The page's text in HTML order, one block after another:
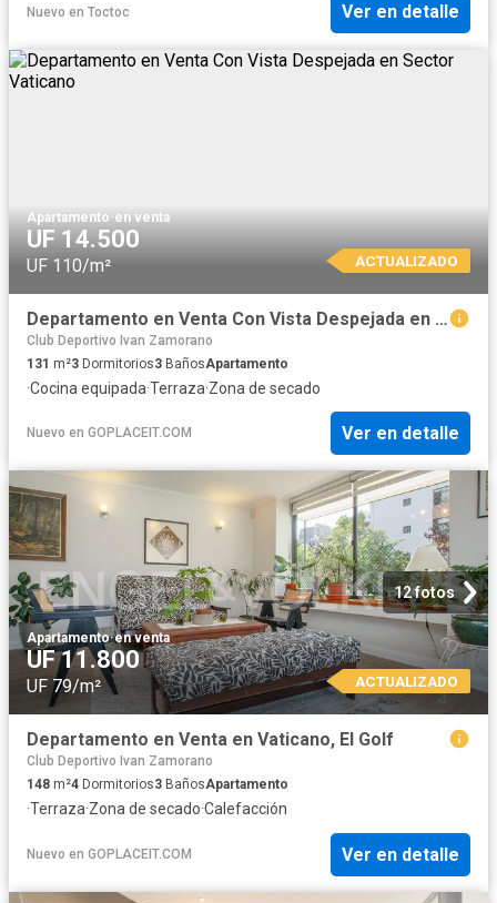
Nuevo en Toctoc Ver en detalle
Apartamento·en venta
UF 14.500
UF 110/m² ACTUALIZADO
Departamento en Venta Con Vista Despejada en Sector Vaticano
Club Deportivo Ivan Zamorano
131 m²3 Dormitorios3 BañosApartamento
·Cocina equipada·Terraza·Zona de secado
Nuevo en GOPLACEIT.COM Ver en detalle
12 fotos
Apartamento·en venta
UF 11.800
UF 79/m² ACTUALIZADO
Departamento en Venta en Vaticano, El Golf
Club Deportivo Ivan Zamorano
148 m²4 Dormitorios3 BañosApartamento
·Terraza·Zona de secado·Calefacción
Nuevo en GOPLACEIT.COM Ver en detalle